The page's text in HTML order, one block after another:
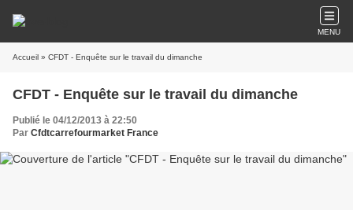
MENU
Accueil » CFDT - Enquête sur le travail du dimanche
CFDT - Enquête sur le travail du dimanche
Publié le 04/12/2013 à 22:50
Par Cfdtcarrefourmarket France